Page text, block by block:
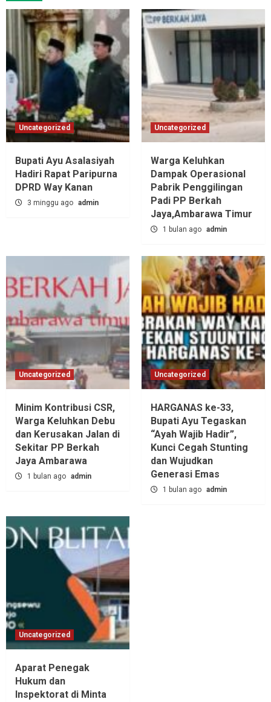
Uncategorized
Bupati Ayu Asalasiyah
Hadiri Rapat Paripurna
DPRD Way Kanan
3 minggu ago admin
Uncategorized
Warga Keluhkan
Dampak Operasional
Pabrik Penggilingan
Padi PP Berkah
Jaya,‎Ambarawa Timur
1 bulan ago admin
Uncategorized
Minim Kontribusi CSR,
Warga Keluhkan Debu
dan Kerusakan Jalan di
Sekitar PP Berkah
Jaya Ambarawa‎
1 bulan ago admin
Uncategorized
HARGANAS ke-33,
Bupati Ayu Tegaskan
“Ayah Wajib Hadir”,
Kunci Cegah Stunting
dan Wujudkan
Generasi Emas
1 bulan ago admin
Uncategorized
Aparat Penegak
Hukum dan
Inspektorat di Minta